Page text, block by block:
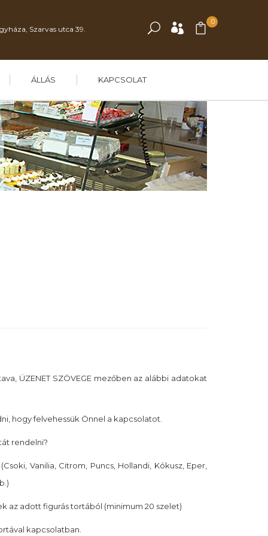
Szarvas utca 39.
0
ÁLLÁS KAPCSOLAT
ÜZENET SZÖVEGE mezőben az alábbi adatokat
hogy felvehessük Önnel a kapcsolatot.
rendelni?
Vanilia, Citrom, Puncs, Hollandi, Kókusz, Eper,
az adott figurás tortából (minimum 20 szelet)
kapcsolatban.